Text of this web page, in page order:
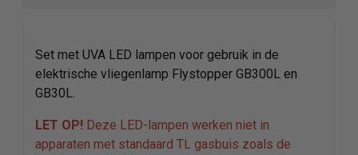
Set met UVA LED lampen voor gebruik in de
elektrische vliegenlamp Flystopper GB300L en
GB30L.
LET OP! Deze LED-lampen werken niet in
apparaten met standaard TL gasbuis zoals de